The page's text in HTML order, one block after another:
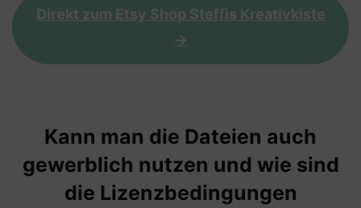
Direkt zum Etsy Shop Steffis Kreativkiste
->
Kann man die Dateien auch
gewerblich nutzen und wie sind
die Lizenzbedingungen